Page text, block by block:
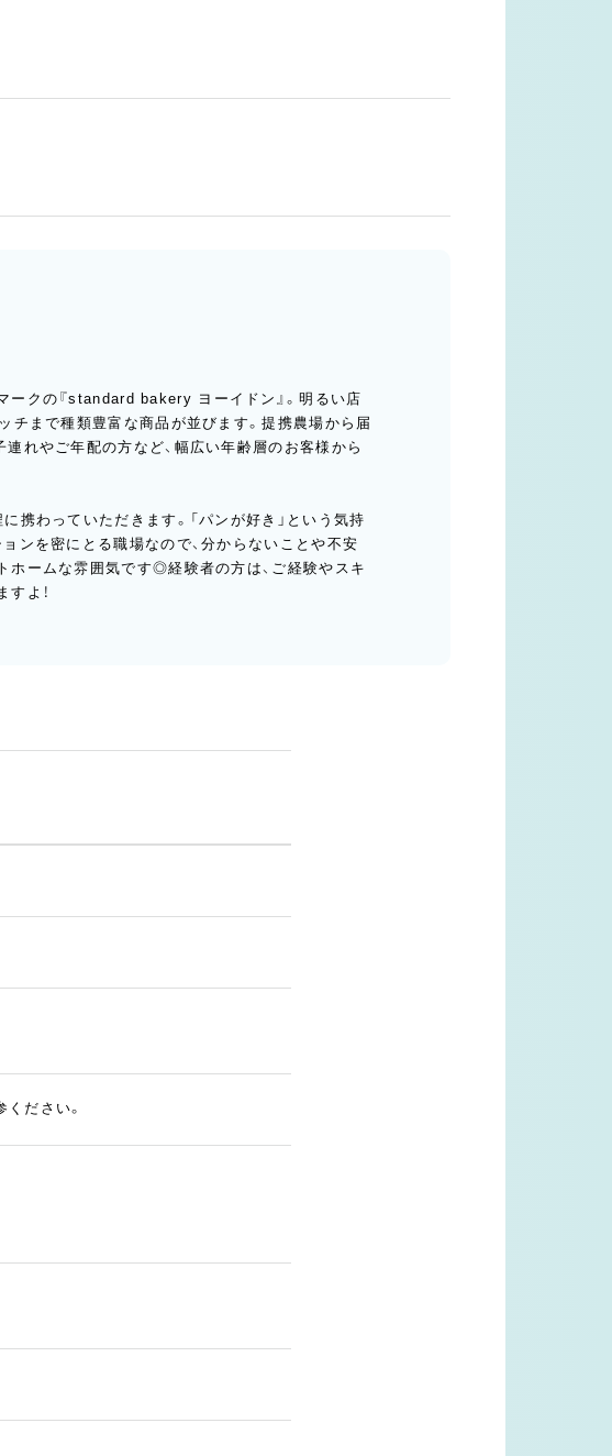
クの『standard bakery ヨーイドン』。明るい店
チまで種類豊富な商品が並びます。提携農場から届
れやご年配の方など、幅広い年齢層のお客様から
携わっていただきます。「パンが好き」という気持
ンを密にとる職場なので、分からないことや不安
ームな雰囲気です◎経験者の方は、ご経験やスキ
よ！
ださい。